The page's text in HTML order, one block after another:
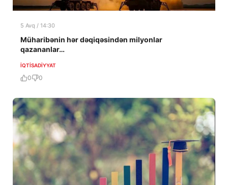
5 Avq / 14:30
Müharibənin hər dəqiqəsindən milyonlar
qazananlar…
İQTISADIYYAT
0 0